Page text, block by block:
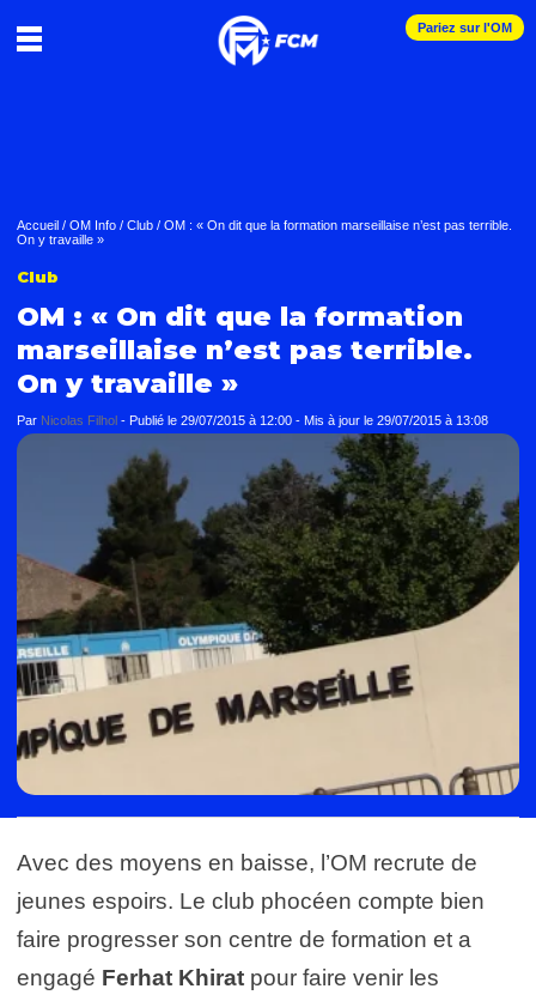
Pariez sur l'OM
Accueil / OM Info / Club / OM : « On dit que la formation marseillaise n’est pas terrible.
On y travaille »
Club
OM : « On dit que la formation
marseillaise n’est pas terrible.
On y travaille »
Par Nicolas Filhol - Publié le 29/07/2015 à 12:00 - Mis à jour le 29/07/2015 à 13:08
Avec des moyens en baisse, l’OM recrute de
jeunes espoirs. Le club phocéen compte bien
faire progresser son centre de formation et a
engagé Ferhat Khirat pour faire venir les